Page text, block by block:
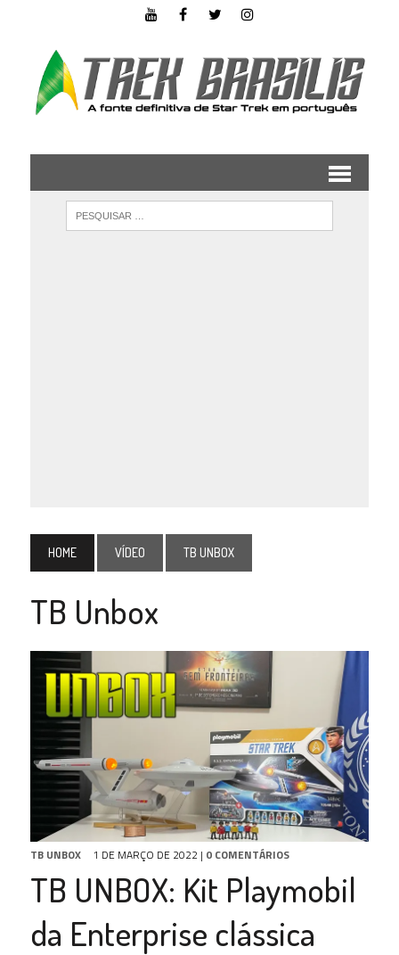
HOME VÍDEO TB UNBOX
TB Unbox
TB UNBOX 1 DE MARÇO DE 2022 | 0 COMENTÁRIOS
TB UNBOX: Kit Playmobil
da Enterprise clássica